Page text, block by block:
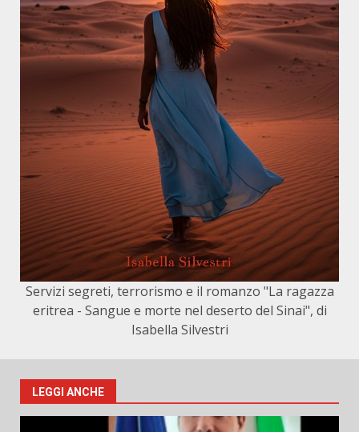
Servizi segreti, terrorismo e il romanzo "La ragazza
eritrea - Sangue e morte nel deserto del Sinai", di
Isabella Silvestri
LEGGI ANCHE